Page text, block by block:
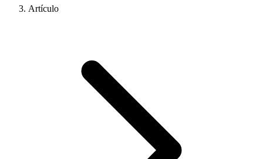
Artículo